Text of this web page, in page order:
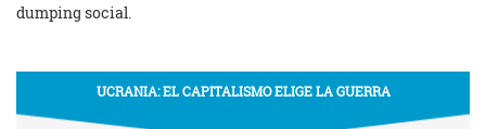
dumping social.
UCRANIA: EL CAPITALISMO ELIGE LA GUERRA